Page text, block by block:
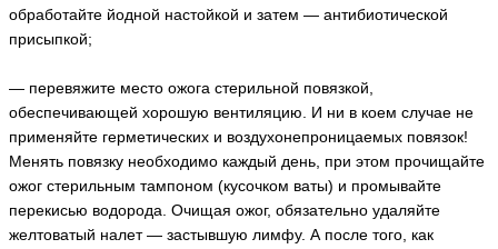
обработайте йодной настойкой и затем — антибиотической
присыпкой;
— перевяжите место ожога стерильной повязкой,
обеспечивающей хорошую вентиляцию. И ни в коем случае не
применяйте герметических и воздухонепроницаемых повязок!
Менять повязку необходимо каждый день, при этом прочищайте
ожог стерильным тампоном (кусочком ваты) и промывайте
перекисью водорода. Очищая ожог, обязательно удаляйте
желтоватый налет — застывшую лимфу. А после того, как